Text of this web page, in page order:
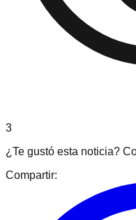
3
¿Te gustó esta noticia?
Compartir: